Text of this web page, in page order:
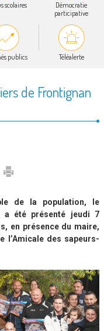
scolaires
Démocratie
participative
publics Téléalerte
de Frontignan
de la population, le
a été présenté jeudi 7
en présence du maire,
l’Amicale des sapeurs-